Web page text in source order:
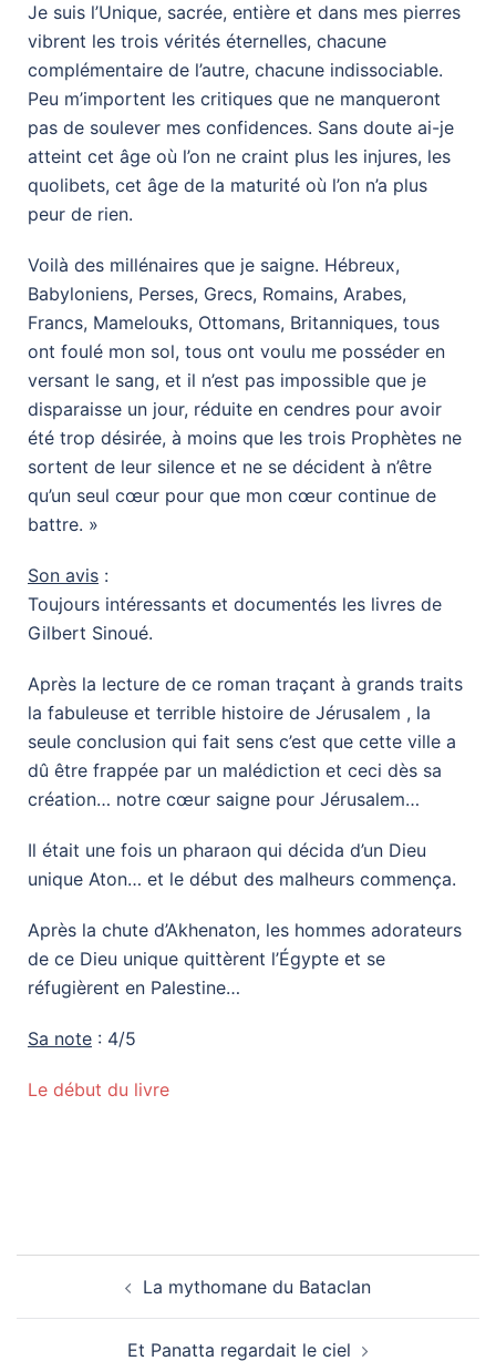
Je suis l’Unique, sacrée, entière et dans mes pierres
vibrent les trois vérités éternelles, chacune
complémentaire de l’autre, chacune indissociable.
Peu m’importent les critiques que ne manqueront
pas de soulever mes confidences. Sans doute ai-je
atteint cet âge où l’on ne craint plus les injures, les
quolibets, cet âge de la maturité où l’on n’a plus
peur de rien.
Voilà des millénaires que je saigne. Hébreux,
Babyloniens, Perses, Grecs, Romains, Arabes,
Francs, Mamelouks, Ottomans, Britanniques, tous
ont foulé mon sol, tous ont voulu me posséder en
versant le sang, et il n’est pas impossible que je
disparaisse un jour, réduite en cendres pour avoir
été trop désirée, à moins que les trois Prophètes ne
sortent de leur silence et ne se décident à n’être
qu’un seul cœur pour que mon cœur continue de
battre. »
Son avis :
Toujours intéressants et documentés les livres de
Gilbert Sinoué.
Après la lecture de ce roman traçant à grands traits
la fabuleuse et terrible histoire de Jérusalem , la
seule conclusion qui fait sens c’est que cette ville a
dû être frappée par un malédiction et ceci dès sa
création… notre cœur saigne pour Jérusalem…
Il était une fois un pharaon qui décida d’un Dieu
unique Aton… et le début des malheurs commença.
Après la chute d’Akhenaton, les hommes adorateurs
de ce Dieu unique quittèrent l’Égypte et se
réfugièrent en Palestine…
Sa note : 4/5
Le début du livre
La mythomane du Bataclan
Et Panatta regardait le ciel